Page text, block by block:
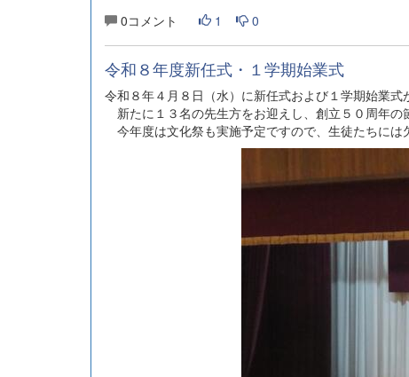
0コメント 1 0
令和８年度新任式・１学期始業式
令和８年４月８日（水）に新任式および１学期始業式
新たに１３名の先生方をお迎えし、創立５０周年の
今年度は文化祭も実施予定ですので、生徒たちには